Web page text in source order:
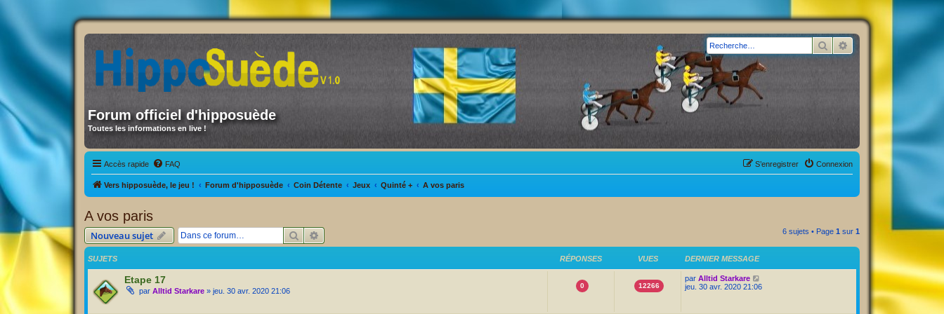
Forum officiel d'hipposuède
Toutes les informations en live !
Rechercher
Accès rapide FAQ Connexion
S’enregistrer
Vers hipposuède, le jeu ! Forum d'hipposuède Coin Détente Jeux Quinté + A vos paris
A vos paris
Nouveau sujet Rechercher 6 sujets • Page 1 sur 1
SUJETS RÉPONSES VUES DERNIER MESSAGE
Etape 17
par Alltid Starkare » jeu. 30 avr. 2020 21:06
0 12266
par Alltid Starkare
jeu. 30 avr. 2020 21:06